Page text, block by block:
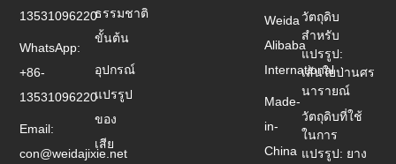
Weida
Alibaba
International
Made-
in-
China
ธรรมชาติ
ขั้นต้น
อุปกรณ์
แปรรูป
ของ
เสีย
วัตถุดิบ
สำหรับ
แปรรูป:
เส้นใยป่านศร
นารายณ์
วัตถุดิบที่ใช้
ในการ
แปรรูป: ยาง
13531096220
WhatsApp:
+86-
13531096220
Email:
con@weidajixie.net